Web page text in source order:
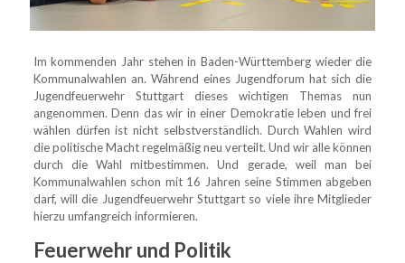
Im kommenden Jahr stehen in Baden-Württemberg wieder die
Kommunalwahlen an. Während eines Jugendforum hat sich die
Jugendfeuerwehr Stuttgart dieses wichtigen Themas nun
angenommen. Denn das wir in einer Demokratie leben und frei
wählen dürfen ist nicht selbstverständlich. Durch Wahlen wird
die politische Macht regelmäßig neu verteilt. Und wir alle können
durch die Wahl mitbestimmen. Und gerade, weil man bei
Kommunalwahlen schon mit 16 Jahren seine Stimmen abgeben
darf, will die Jugendfeuerwehr Stuttgart so viele ihre Mitglieder
hierzu umfangreich informieren.
Feuerwehr und Politik